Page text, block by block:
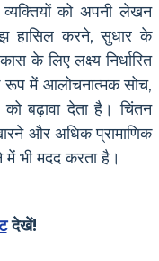
को अपनी लेखन
हासिल करने, सुधार के
के लिए लक्ष्य निर्धारित
में आलोचनात्मक सोच,
बढ़ावा देता है। चिंतन
और अधिक प्रामाणिक
भी मदद करता है।
देखें!